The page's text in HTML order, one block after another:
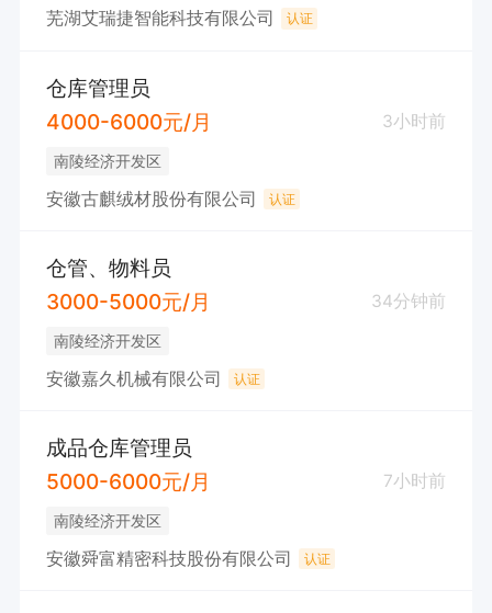
芜湖艾瑞捷智能科技有限公司 认证
仓库管理员
4000-6000元/月
3小时前
南陵经济开发区
安徽古麒绒材股份有限公司 认证
仓管、物料员
3000-5000元/月
34分钟前
南陵经济开发区
安徽嘉久机械有限公司 认证
成品仓库管理员
5000-6000元/月
7小时前
南陵经济开发区
安徽舜富精密科技股份有限公司 认证